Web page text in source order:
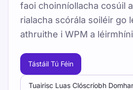
faoi choinníollacha cosúil
rialacha scórála soiléir go
athruithe i WPM a
Tástáil Tú Féin
Tuairisc Luas Clóscríobh